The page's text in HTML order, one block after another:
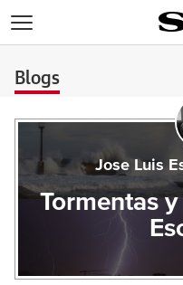
Blogs
Jose Luis
Tormentas